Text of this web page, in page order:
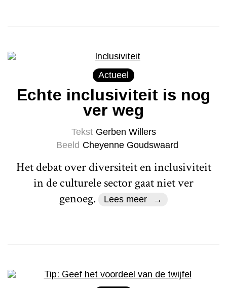
Actueel
Echte inclusiviteit is nog
ver weg
Tekst Gerben Willers
Beeld Cheyenne Goudswaard
Het debat over diversiteit en inclusiviteit
in de culturele sector gaat niet ver
genoeg.
Lees meer